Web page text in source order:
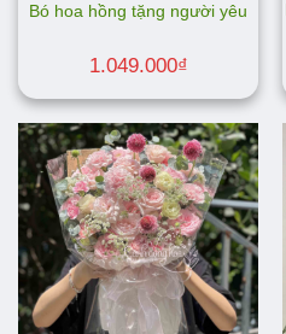
Bó hoa hồng tặng người yêu
1.049.000₫